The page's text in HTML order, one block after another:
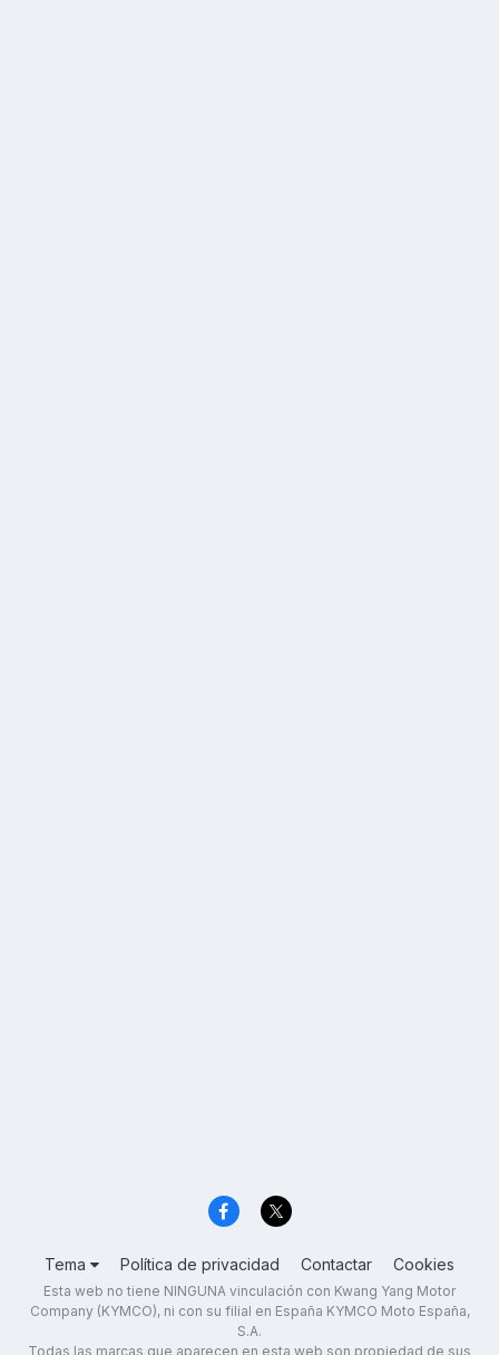
Tema Política de privacidad Contactar Cookies
Esta web no tiene NINGUNA vinculación con Kwang Yang Motor
Company (KYMCO), ni con su filial en España KYMCO Moto España,
S.A.
Todas las marcas que aparecen en esta web son propiedad de sus